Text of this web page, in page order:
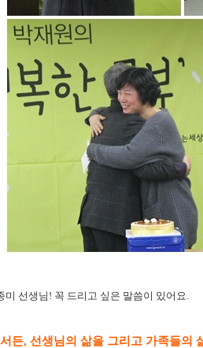
미 선생님! 꼭 드리고 싶은 말씀이 있어요.
든, 선생님의 삶을 그리고 가족들의